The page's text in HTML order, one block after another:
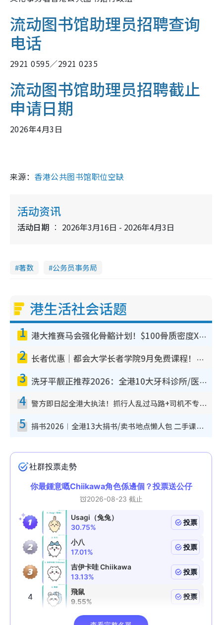
流动图书馆助理员招聘查询
电话
2921 0595／2921 0235
流动图书馆助理员招聘截止
申请日期
2026年4月3日
来源： 香港公共图书馆职位空缺
活动资讯
活动日期 2026年3月16日 - 2026年4月3日
著数 公务员事务局
港生活社会话题
1 港大推赛马会强化骨骼计划！$100骨质密度X光检
2 长者优惠｜都会大学长者学院9月免费课程！多媒
3 洗牙平靓正推荐2026：全港10大牙科诊所/医院懒
4 警方即日起全港大执法！抓行人乱过马路+司机不专注驾
5 捐书2026︱全港13大捐书/卖书地点懒人包 二手课本最